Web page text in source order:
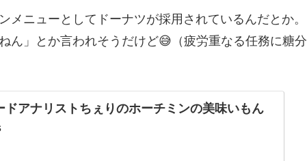
メニューとしてドーナツが採用されているんだとか。
ん」とか言われそうだけど😅（疲労重なる任務に糖分
ドアナリストちぇりのホーチミンの美味いもん